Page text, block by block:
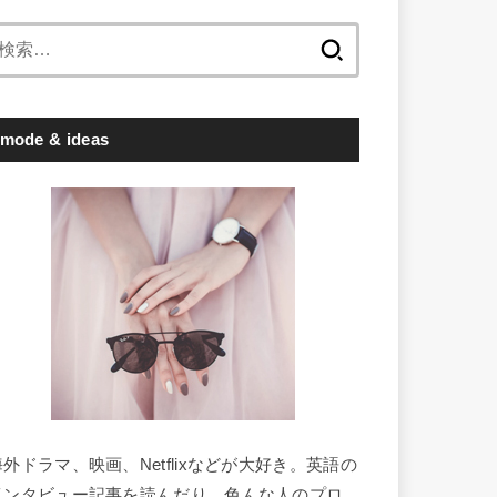
mode & ideas
外ドラマ、映画、Netflixなどが大好き。英語の